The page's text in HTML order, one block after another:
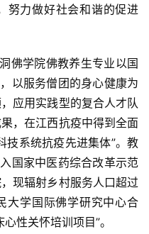
努力做好社会和谐的促进
学院佛教养生专业以国
以服务僧团的身心健康为
应用实践型的复合人才队
，在江西抗疫中得到全面
技系统抗疫先进集体”。教
国家中医药综合改革示范
现辐射乡村服务人口超过
大学国际佛学研究中心合
性关怀培训项目”。